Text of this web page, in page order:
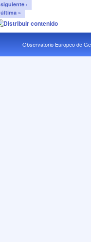
siguiente ›
última »
Observatorio Europeo de